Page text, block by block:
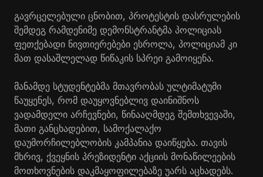
გავრცელებული ცნობით, პროტესტის დასრულების
შემდეგ რამდენიმე დემონსტრანტმა პოლიციას
ფეთქებადი ნივთიერებები ესროლა, პოლიციამ კი
მათ დასაშლელად წიწაკის სპრეი გამოიყენა.
მანამდე სტუდენტებმა მთავრობას ულტიმატუმი
წაუყენეს, რომ დაუყოვნებლივ დაინიშნოს
ვადამდელი არჩევნები, წინააღმდეგ შემთხვევაში,
მათი განცხადებით, სამოქალაქო
დაუმორჩილებლობის კამპანია დაიწყება. თავის
მხრივ, ქვეყნის პრეზიდენტი აქციის მონაწილეების
მოთხოვნების დაკმაყოფილებაზე უარს აცხადებს.